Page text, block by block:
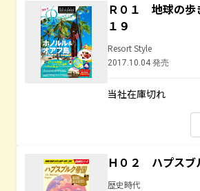
Ｒ０１ 地球の
１９
Resort Style
2017.10.04 発売
当社在庫切れ
Ｈ０２ ハプスブ
歴史時代